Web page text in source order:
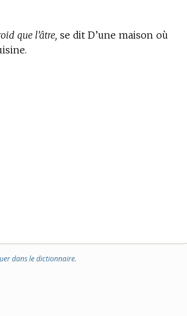
que l’âtre, se dit D’une maison où
dans le dictionnaire.